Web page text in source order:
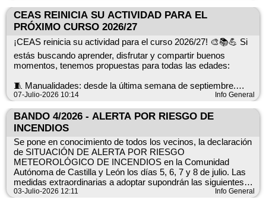
algunos contribuyentes.
CEAS REINICIA SU ACTIVIDAD PARA EL
PRÓXIMO CURSO 2026/27
¡CEAS reinicia su actividad para el curso 2026/27! 🎨📚💪 Si
estás buscando aprender, disfrutar y compartir buenos
momentos, tenemos propuestas para todas las edades:
🧵 Manualidades: desde la última semana de septiembre.
🧠 Aulas sociales (Cultura y Memoria): también en octubre.
💆‍♀️ Cuidado y autocuidado: a partir de febrero de 2026.
📅 Plazo de inscripción abierto hasta el 14 de agosto. ℹ️ Más
información en www.sancristobaldesegovia.net o en el
Ayuntamiento de lunes a viernes, de 8:30 a 14:30 h.
07-Julio-2026 10:14 Info General
BANDO 4/2026 - ALERTA POR RIESGO DE
INCENDIOS
Se pone en conocimiento de todos los vecinos, la declaración
de SITUACIÓN DE ALERTA POR RIESGO
METEOROLÓGICO DE INCENDIOS en la Comunidad
Autónoma de Castilla y León los días 5, 6, 7 y 8 de julio. Las
medidas extraordinarias a adoptar supondrán las siguientes
PROHIBICIONES indicadas en el documento adjunto.
03-Julio-2026 12:11 Info General